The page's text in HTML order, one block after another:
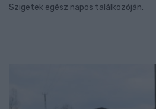
Szigetek egész napos találkozóján.